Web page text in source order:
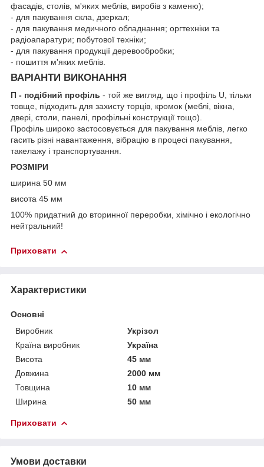
фасадів, столів, м'яких меблів, виробів з каменю);
- для пакування скла, дзеркал;
- для пакування медичного обладнання; оргтехніки та
радіоапаратури; побутової техніки;
- для пакування продукції деревообробки;
- пошиття м'яких меблів.
ВАРІАНТИ ВИКОНАННЯ
П - подібний профіль - той же вигляд, що і профіль U, тільки
товще, підходить для захисту торців, кромок (меблі, вікна,
двері, столи, панелі, профільні конструкції тощо).
Профіль широко застосовується для пакування меблів, легко
гасить різні навантаження, вібрацію в процесі пакування,
такелажу і транспортування.
РОЗМІРИ
ширина 50 мм
висота 45 мм
100% придатний до вторинної переробки, хімічно і екологічно
нейтральний!
Приховати
Характеристики
Основні
Виробник
Укрізол
Країна виробник
Україна
Висота
45 мм
Довжина
2000 мм
Товщина
10 мм
Ширина
50 мм
Приховати
Умови доставки